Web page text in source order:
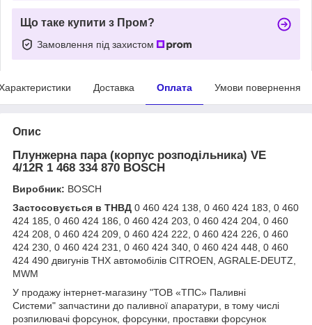
Що таке купити з Пром?
Замовлення під захистом
Доставка Оплата Умови повернення
Опис
Плунжерна пара (корпус розподільника) VE
4/12R 1 468 334 870 BOSCH
Виробник: BOSCH
Застосовується в ТНВД 0 460 424 138, 0 460 424 183, 0 460
424 185, 0 460 424 186, 0 460 424 203, 0 460 424 204, 0 460
424 208, 0 460 424 209, 0 460 424 222, 0 460 424 226, 0 460
424 230, 0 460 424 231, 0 460 424 340, 0 460 424 448, 0 460
424 490 двигунів THX автомобілів CITROEN, AGRALE-DEUTZ,
MWM
У продажу інтернет-магазину "ТОВ «ТПС» Паливні
Системи" запчастини до паливної апаратури, в тому числі
розпилювачі форсунок, форсунки, проставки форсунок